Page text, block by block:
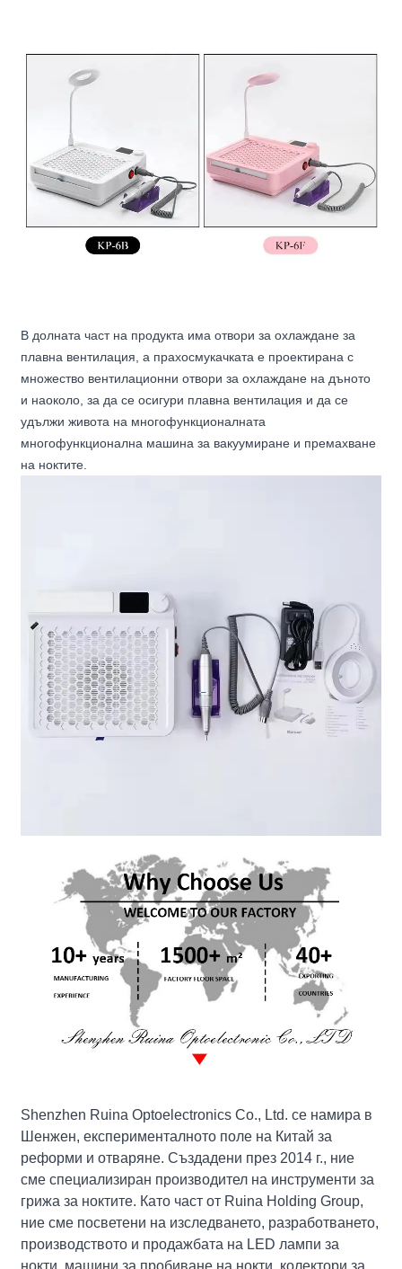
В долната част на продукта има отвори за охлаждане за
плавна вентилация, а прахосмукачката е проектирана с
множество вентилационни отвори за охлаждане на дъното
и наоколо, за да се осигури плавна вентилация и да се
удължи живота на многофункционалната
многофункционална машина за вакуумиране и премахване
на ноктите.
Shenzhen Ruina Optoelectronics Co., Ltd. се намира в
Шенжен, експерименталното поле на Китай за
реформи и отваряне. Създадени през 2014 г., ние
сме специализиран производител на инструменти за
грижа за ноктите. Като част от Ruina Holding Group,
ние сме посветени на изследването, разработването,
производството и продажбата на LED лампи за